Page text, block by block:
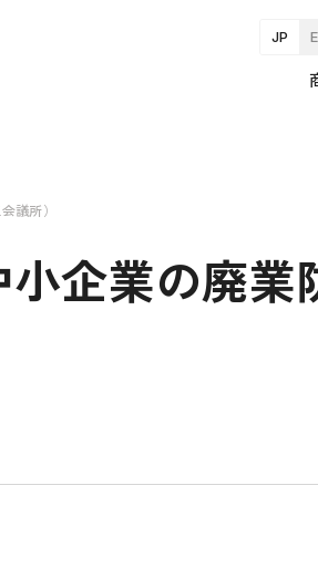
JP
議所）
企業の廃業